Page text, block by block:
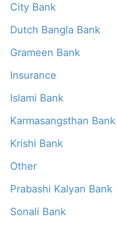
City Bank
Dutch Bangla Bank
Grameen Bank
Insurance
Islami Bank
Karmasangsthan Bank
Krishi Bank
Other
Prabashi Kalyan Bank
Sonali Bank